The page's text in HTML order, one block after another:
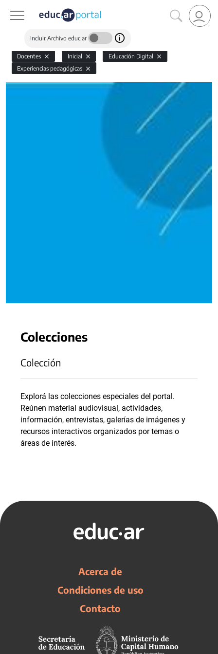
Incluir Archivo educ.ar
Docentes Inicial
Educación Digital
Experiencias pedagógicas
Colecciones
Colección
Explorá las colecciones especiales del portal.
Reúnen material audiovisual, actividades,
información, entrevistas, galerías de imágenes y
recursos interactivos organizados por temas o
áreas de interés.
Acerca de
Condiciones de uso
Contacto